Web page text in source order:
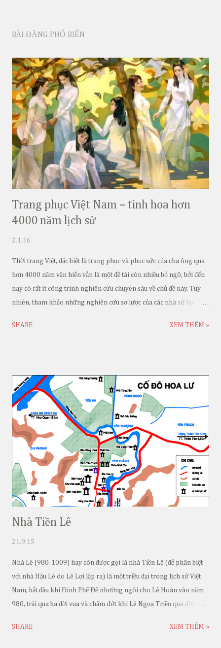
BÀI ĐĂNG PHỔ BIẾN
Trang phục Việt Nam – tinh hoa hơn
4000 năm lịch sử
2.1.16
Thời trang Việt, đặc biệt là trang phục và phục sức của cha ông qua
hơn 4000 năm văn hiến vẫn là một đề tài còn nhiều bỏ ngõ, bởi đến
nay có rất ít công trình nghiên cứu chuyên sâu về chủ đề này. Tuy
nhiên, tham khảo những nghiên cứu sơ lược của các nhà sử học, có
văn hóa dân tộc qua hàng ngàn năm hình thành và phát triển đất
nước.
SHARE XEM THÊM »
Nhà Tiền Lê
21.9.15
Nhà Lê (980-1009) hay còn được gọi là nhà Tiền Lê (để phân biệt
với nhà Hậu Lê do Lê Lợi lập ra) là một triều đại trong lịch sử Việt
Nam, bắt đầu khi Đinh Phế Đế nhường ngôi cho Lê Hoàn vào năm
980, trải qua ba đời vua và chấm dứt khi Lê Ngọa Triều qua đời, và
SHARE XEM THÊM »